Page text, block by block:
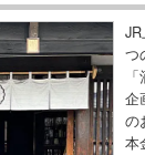
つ
企
の
本